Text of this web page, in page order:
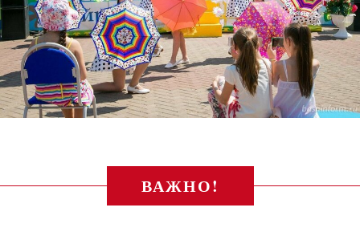
ВАЖНО!